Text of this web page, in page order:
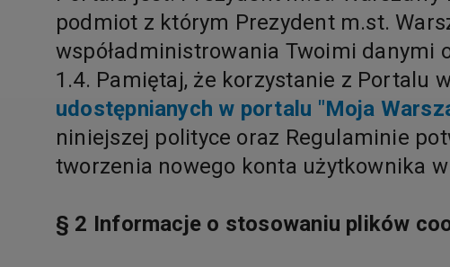
podmiot z którym Prezydent m.st.
współadministrowania Twoimi danymi
1.4. Pamiętaj, że korzystanie z Portalu
udostępnianych w portalu "Moja
niniejszej polityce oraz Regulaminie
tworzenia nowego konta użytkownika
§ 2 Informacje o stosowaniu plików